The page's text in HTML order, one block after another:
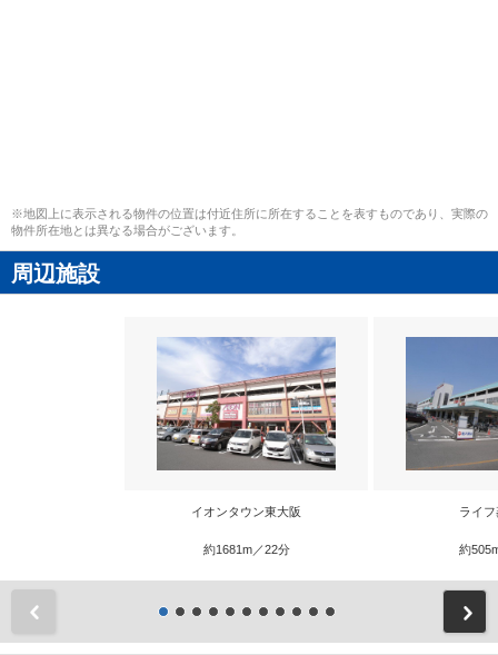
※地図上に表示される物件の位置は付近住所に所在することを表すものであり、実際の
物件所在地とは異なる場合がございます。
周辺施設
イオンタウン東大阪
約1681m／22分
ライ
約